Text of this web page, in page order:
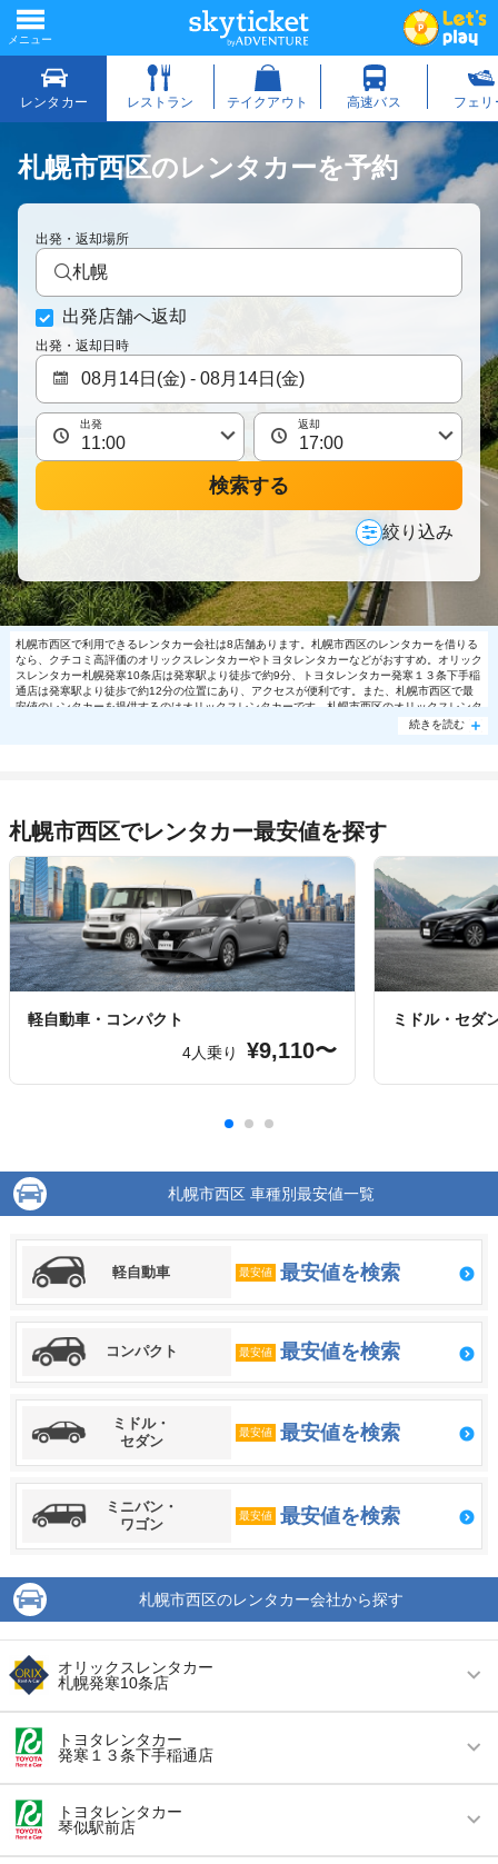
札幌市西区のレンタカーを予約
出発・返却場所
札幌
出発店舗へ返却
出発・返却日時
出発 返却
検索する
絞り込み
札幌市西区で利用できるレンタカー会社は8店舗あります。札幌市西区のレンタカーを借りる
なら、クチコミ高評価のオリックスレンタカーやトヨタレンタカーなどがおすすめ。オリック
スレンタカー札幌発寒10条店は発寒駅より徒歩で約9分、トヨタレンタカー発寒１３条下手稲
通店は発寒駅より徒歩で約12分の位置にあり、アクセスが便利です。また、札幌市西区で最
安値のレンタカーを提供するのはオリックスレンタカーです。札幌市西区のオリックスレンタ
カーでは日帰り利用でコンパクト9110円～の格安で利用できます。札幌市西区で大人気の格
続きを読む
札幌市西区でレンタカー最安値を探す
軽自動車・コンパクト
4人乗り
¥9,110〜
ミドル・セダ
札幌市西区 車種別最安値一覧
軽自動車 最安値 最安値を検索
コンパクト 最安値 最安値を検索
ミドル・
セダン
最安値 最安値を検索
ミニバン・
ワゴン
最安値 最安値を検索
札幌市西区のレンタカー会社から探す
オリックスレンタカー
札幌発寒10条店
営業時間 毎日 09:00 ～ 18:00
アクセス 発寒駅より徒歩で約9分（送迎なし）
住所 北海道札幌市西区発寒10条14丁目1070
トヨタレンタカー
発寒１３条下手稲通店
営業時間 毎日 09:00 ～ 18:00
アクセス 発寒駅より徒歩で約12分（送迎なし）
トヨタレンタカー
琴似駅前店